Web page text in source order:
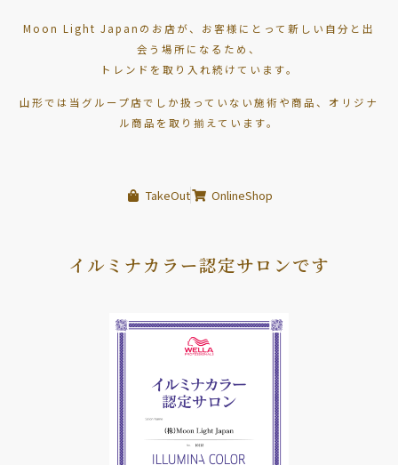
Moon Light Japanのお店が、お客様にとって新しい自分と出
会う場所になるため、
トレンドを取り入れ続けています。
山形では当グループ店でしか扱っていない施術や商品、オリジナ
ル商品を取り揃えています。
TakeOut OnlineShop
イルミナカラー認定サロンです